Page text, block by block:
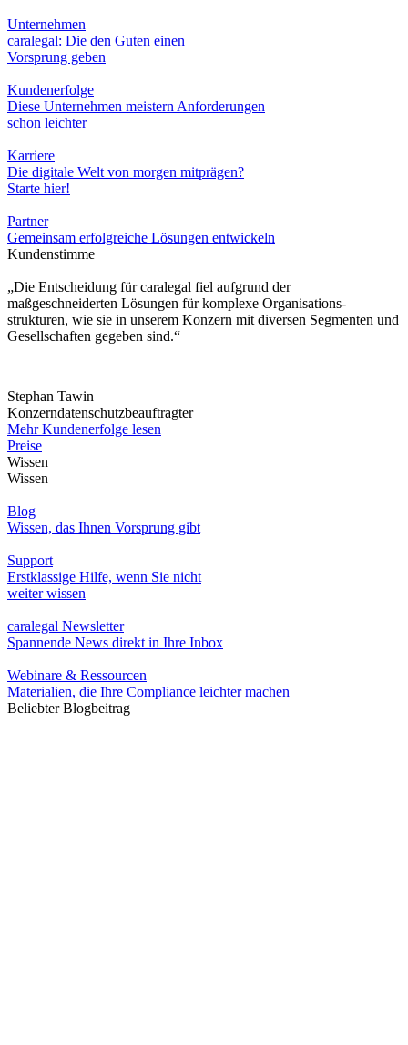
Unternehmen
caralegal: Die den Guten einen
Vorsprung geben
Kundenerfolge
Diese Unternehmen meistern Anforderungen
schon leichter
Karriere
Die digitale Welt von morgen mitprägen?
Starte hier!
Partner
Gemeinsam erfolgreiche Lösungen entwickeln
Kundenstimme
„Die Entscheidung für caralegal fiel aufgrund der
maßgeschneiderten Lösungen für komplexe Organisations-
strukturen, wie sie in unserem Konzern mit diversen Segmenten und
Gesellschaften gegeben sind.“
Stephan Tawin
Konzerndatenschutzbeauftragter
Mehr Kundenerfolge lesen
Preise
Wissen
Wissen
Blog
Wissen, das Ihnen Vorsprung gibt
Support
Erstklassige Hilfe, wenn Sie nicht
weiter wissen
caralegal Newsletter
Spannende News direkt in Ihre Inbox
Webinare & Ressourcen
Materialien, die Ihre Compliance leichter machen
Beliebter Blogbeitrag